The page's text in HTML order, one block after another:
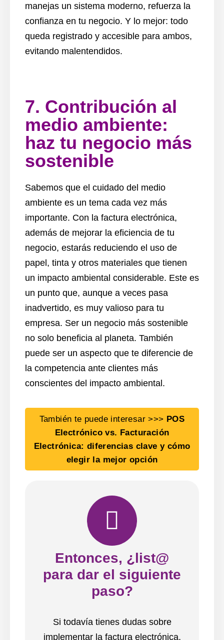
manejas un sistema moderno, refuerza la
confianza en tu negocio. Y lo mejor: todo
queda registrado y accesible para ambos,
evitando malentendidos.
7. Contribución al
medio ambiente:
haz tu negocio más
sostenible
Sabemos que el cuidado del medio
ambiente es un tema cada vez más
importante. Con la factura electrónica,
además de mejorar la eficiencia de tu
negocio, estarás reduciendo el uso de
papel, tinta y otros materiales que tienen
un impacto ambiental considerable. Este es
un punto que, aunque a veces pasa
inadvertido, es muy valioso para tu
empresa. Ser un negocio más sostenible
no solo beneficia al planeta. También
puede ser un aspecto que te diferencie de
la competencia ante clientes más
conscientes del impacto ambiental.
También te puede interesar >>> POS
Electrónico vs. Facturación
Electrónica: diferencias clave y cómo
elegir la mejor opción
Entonces, ¿list@
para dar el siguiente
paso?
Si todavía tienes dudas sobre
implementar la factura electrónica,